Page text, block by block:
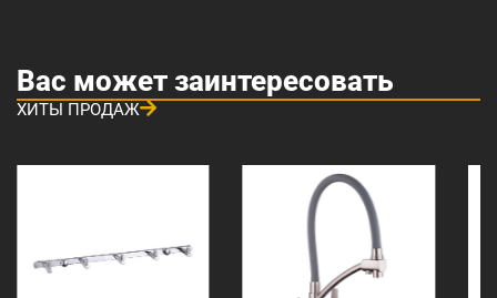
Вас может заинтересовать
ХИТЫ ПРОДАЖ